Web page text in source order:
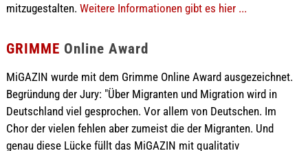
mitzugestalten. Weitere Informationen gibt es hier ...
GRIMME Online Award
MiGAZIN wurde mit dem Grimme Online Award ausgezeichnet.
Begründung der Jury: "Über Migranten und Migration wird in
Deutschland viel gesprochen. Vor allem von Deutschen. Im
Chor der vielen fehlen aber zumeist die der Migranten. Und
genau diese Lücke füllt das MiGAZIN mit qualitativ